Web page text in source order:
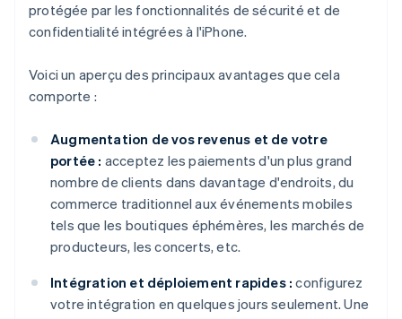
protégée par les fonctionnalités de sécurité et de
confidentialité intégrées à l'iPhone.
Voici un aperçu des principaux avantages que cela
comporte :
Augmentation de vos revenus et de votre
portée : acceptez les paiements d'un plus grand
nombre de clients dans davantage d'endroits, du
commerce traditionnel aux événements mobiles
tels que les boutiques éphémères, les marchés de
producteurs, les concerts, etc.
Intégration et déploiement rapides : configurez
votre intégration en quelques jours seulement. Une